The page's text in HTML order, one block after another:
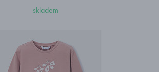
skladem